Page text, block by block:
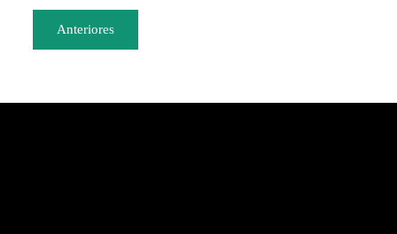
Anteriores